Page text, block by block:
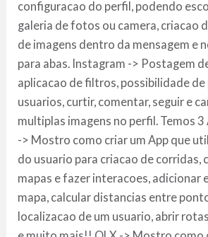
configuracao do perfil, podendo
galeria de fotos ou camera, criacao
de imagens dentro da mensagem e
para abas. Instagram -> Postagem
aplicacao de filtros, possibilidade de
usuarios, curtir, comentar, seguir e
multiplas imagens no perfil. Temos 3
-> Mostro como criar um App que
do usuario para criacao de corridas,
mapas e fazer interacoes, adicionar
mapa, calcular distancias entre
localizacao de um usuario, abrir